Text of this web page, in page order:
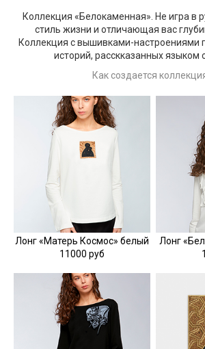
Коллекция «Белокаменная». Не игра в
стиль жизни и отличающая вас
Коллекция с вышивками-настроениями
историй, расскказанных языком
Как создается
Лонг «Матерь Космос» белый
11000 руб
Лонг